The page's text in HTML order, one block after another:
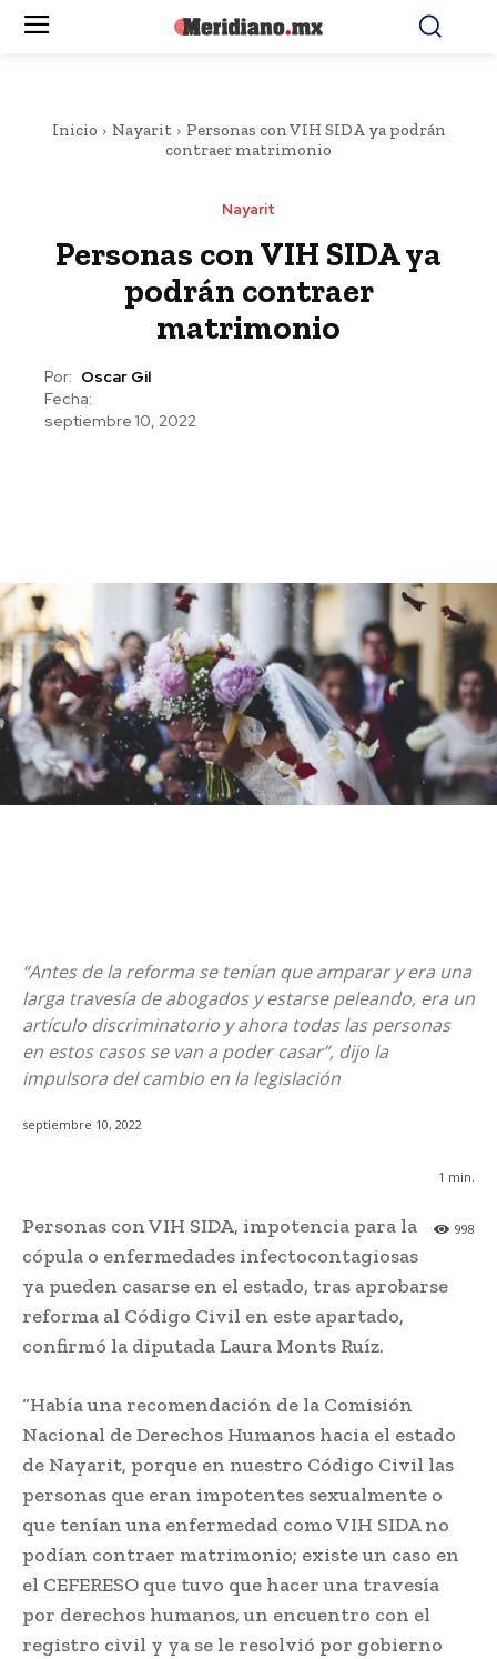
Inicio Nayarit
Personas con VIH SIDA ya podrán
contraer matrimonio
Nayarit
Personas con VIH SIDA ya
podrán contraer
matrimonio
Por: Oscar Gil
Fecha:
septiembre 10, 2022
“Antes de la reforma se tenían que amparar y era una
larga travesía de abogados y estarse peleando, era un
artículo discriminatorio y ahora todas las personas
en estos casos se van a poder casar”, dijo la
impulsora del cambio en la legislación
septiembre 10, 2022
1 min.
998
Personas con VIH SIDA, impotencia para la
cópula o enfermedades infectocontagiosas
ya pueden casarse en el estado, tras aprobarse
reforma al Código Civil en este apartado,
confirmó la diputada Laura Monts Ruíz.
“Había una recomendación de la Comisión
Nacional de Derechos Humanos hacia el estado
de Nayarit, porque en nuestro Código Civil las
personas que eran impotentes sexualmente o
que tenían una enfermedad como VIH SIDA no
podían contraer matrimonio; existe un caso en
el CEFERESO que tuvo que hacer una travesía
por derechos humanos, un encuentro con el
registro civil y ya se le resolvió por gobierno